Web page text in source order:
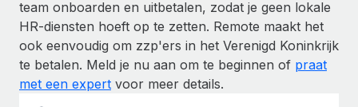
team onboarden en uitbetalen, zodat je geen lokale
HR-diensten hoeft op te zetten. Remote maakt het
ook eenvoudig om zzp'ers in het Verenigd Koninkrijk
te betalen. Meld je nu aan om te beginnen of praat
met een expert voor meer details.